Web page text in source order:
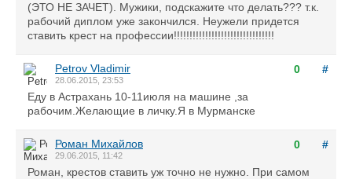
(ЭТО НЕ ЗАЧЕТ). Мужики, подскажите что делать??? т.к.
рабочий диплом уже закончился. Неужели придется
ставить крест на профессии!!!!!!!!!!!!!!!!!!!!!!!!!!!!!!!!
0 #
Petrov Vladimir
28.06.2015, 23:53
Еду в Астрахань 10-11июля на машине ,за
рабочим.Желающие в личку.Я в Мурманске
0 #
Роман Михайлов
29.06.2015, 11:42
Роман, крестов ставить уж точно не нужно. При самом